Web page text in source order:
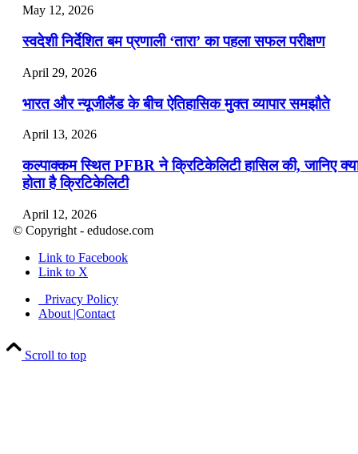
May 12, 2026
स्वदेशी निर्देशित बम प्रणाली ‘तारा’ का पहला सफल परीक्षण
April 29, 2026
भारत और न्यूजीलैंड के बीच ऐतिहासिक मुक्त व्यापार समझौते
April 13, 2026
कल्पाक्कम स्थित PFBR ने क्रिटिकेलिटी हासिल की, जानिए
होता है क्रिटिकेलिटी
April 12, 2026
April 9, 2026
नासा का आर्टेमिस-2 मिशन: मनुष्य एक बार फिर से चंद्रमा के
पहुंचा
April 7, 2026
© Copyright - edudose.com
Link to Facebook
Link to X
Privacy Policy
About |Contact
Scroll to top